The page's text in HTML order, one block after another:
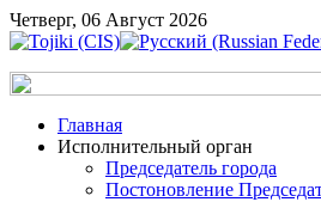
Четверг, 06 Август 2026
Главная
Исполнительный орган
Председатель города
Постоновление